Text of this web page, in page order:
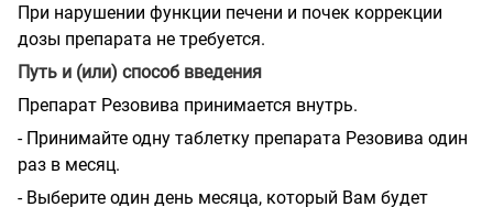
При нарушении функции печени и почек коррекции
дозы препарата не требуется.
Путь и (или) способ введения
Препарат Резовива принимается внутрь.
- Принимайте одну таблетку препарата Резовива один
раз в месяц.
- Выберите один день месяца, который Вам будет